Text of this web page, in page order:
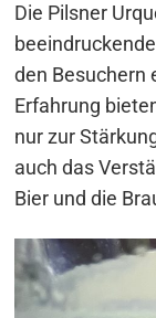
Die Pilsner
den Besuchern
Erfahrung
nur zur
auch das
Bier und die